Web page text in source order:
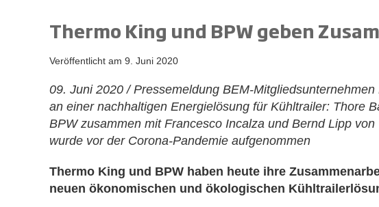
Thermo King und BPW geben
Veröffentlicht am 9. Juni 2020
09. Juni 2020 / Pressemeldung BEM-
an einer nachhaltigen Energielösung für Kühltrailer: Thore
BPW zusammen mit Francesco Incalza und Bernd Lipp
wurde vor der Corona-Pandemie aufgenommen
Thermo King und BPW haben heute ihre
neuen ökonomischen und ökologischen